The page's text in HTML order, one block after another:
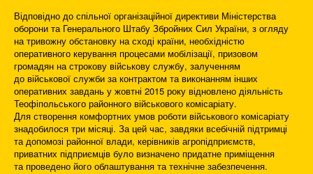
Відповідно до спільної організаційної директиви Міністерства
оборони та Генерального Штабу Збройних Сил України, з огляду
на тривожну обстановку на сході країни, необхідністю
оперативного керування процесами мобілізації, призовом
громадян на строкову військову службу, залученням
до військової служби за контрактом та виконанням інших
оперативних завдань у жовтні 2015 року відновлено діяльність
Теофіпольського районного військового комісаріату.
Для створення комфортних умов роботи військового комісаріату
знадобилося три місяці. За цей час, завдяки всебічній підтримці
та допомозі районної влади, керівників агропідприємств,
приватних підприємців було визначено придатне приміщення
та проведено його облаштування та технічне забезпечення.